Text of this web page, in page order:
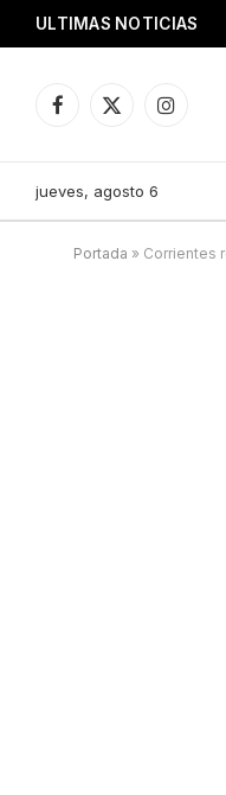
ULTIMAS NOTICIAS
Facebook
X
jueves, agosto 6
Portada » Corrientes